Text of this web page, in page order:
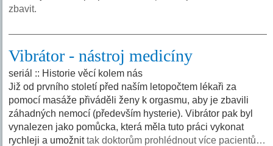
zbavit.
Vibrátor - nástroj medicíny
seriál :: Historie věcí kolem nás
Již od prvního století před naším letopočtem lékaři za
pomocí masáže přiváděli ženy k orgasmu, aby je zbavili
záhadných nemocí (především hysterie). Vibrátor pak byl
vynalezen jako pomůcka, která měla tuto práci vykonat
rychleji a umožnittak doktorům prohlédnout více pacientů…